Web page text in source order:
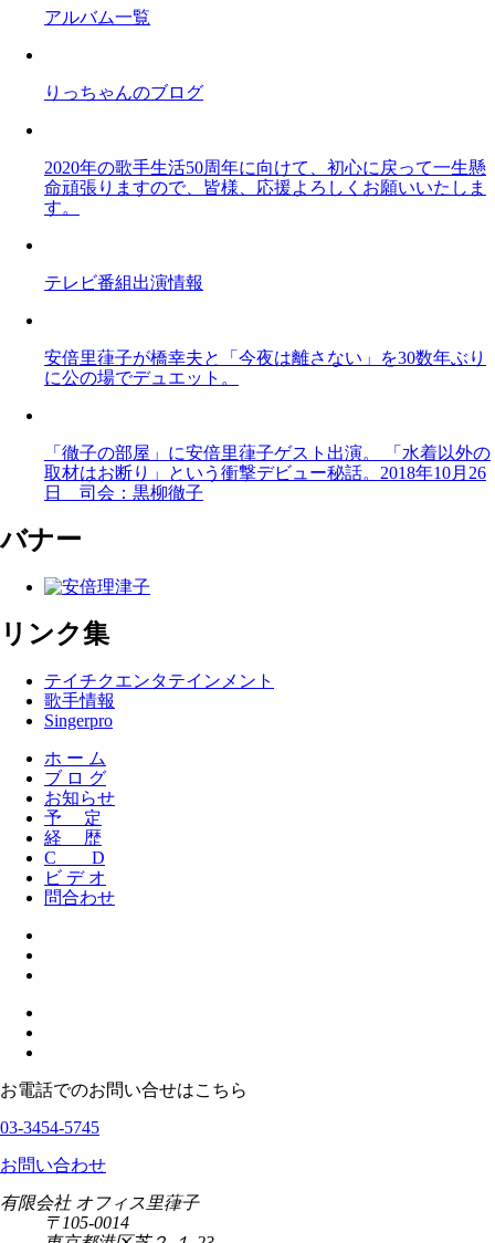
アルバム一覧
りっちゃんのブログ
2020年の歌手生活50周年に向けて、初心に戻って一生懸
命頑張りますので、皆様、応援よろしくお願いいたしま
す。
テレビ番組出演情報
安倍里葎子が橋幸夫と「今夜は離さない」を30数年ぶり
に公の場でデュエット。
「徹子の部屋」に安倍里葎子ゲスト出演。 「水着以外の
取材はお断り」という衝撃デビュー秘話。2018年10月26
日 司会：黒柳徹子
バナー
リンク集
テイチクエンタテインメント
歌手情報
Singerpro
ホ ー ム
ブ ロ グ
お知らせ
予 定
経 歴
C D
ビ デ オ
問合わせ
お電話でのお問い合せはこちら
03-3454-5745
お問い合わせ
有限会社 オフィス里葎子
〒105-0014